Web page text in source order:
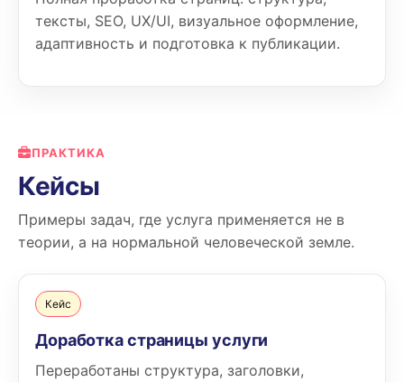
тексты, SEO, UX/UI, визуальное оформление,
адаптивность и подготовка к публикации.
ПРАКТИКА
Кейсы
Примеры задач, где услуга применяется не в
теории, а на нормальной человеческой земле.
Кейс
Доработка страницы услуги
Переработаны структура, заголовки,